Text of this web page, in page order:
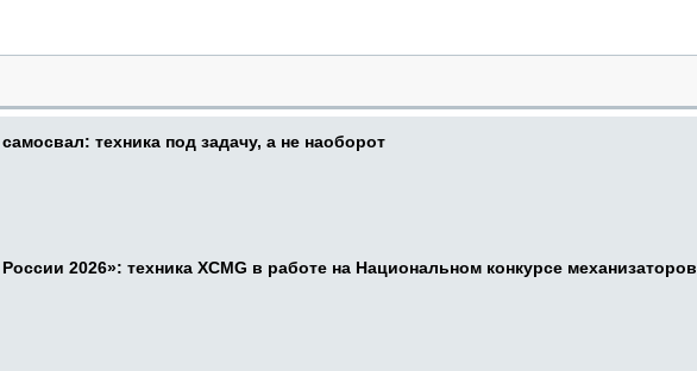
техника под задачу, а не наоборот
2026»: техника XCMG в работе на Национальном конкурсе механизаторов